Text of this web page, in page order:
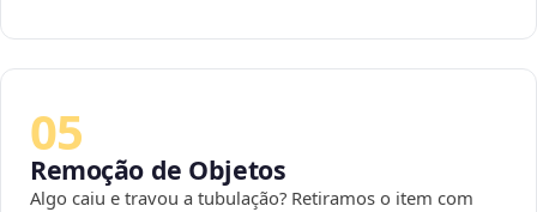
05
Remoção de Objetos
Algo caiu e travou a tubulação? Retiramos o item com